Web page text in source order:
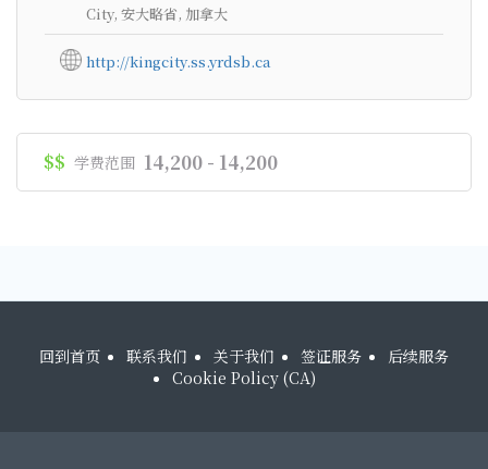
City, 安大略省, 加拿大
http://kingcity.ss.yrdsb.ca
$$ 学费范围 14,200 - 14,200
回到首页 联系我们 关于我们 签证服务
后续服务
Cookie Policy (CA)